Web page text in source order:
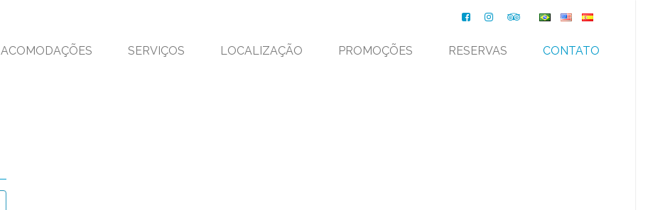
ACOMODAÇÕES SERVIÇOS LOCALIZAÇÃO PROMOÇÕES RESERVAS CONTATO